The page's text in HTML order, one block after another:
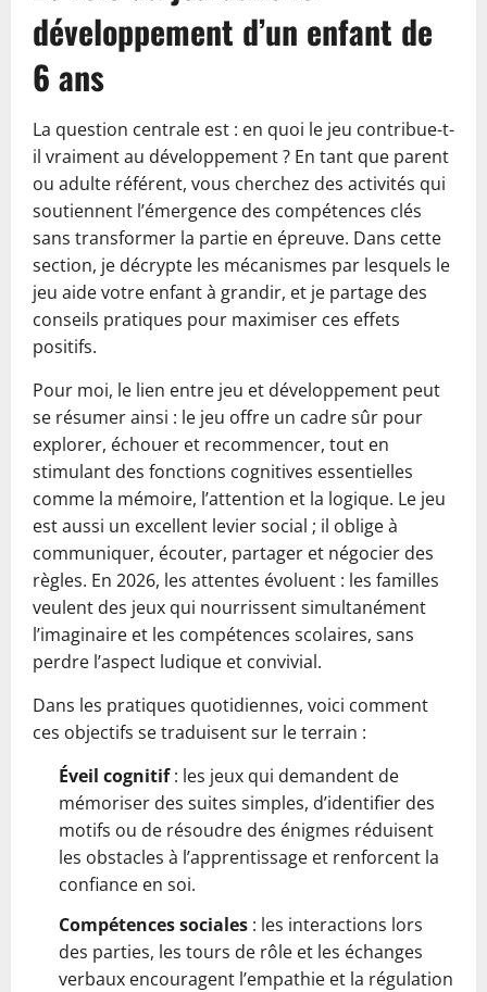
développement d’un enfant de
6 ans
La question centrale est : en quoi le jeu contribue-t-
il vraiment au développement ? En tant que parent
ou adulte référent, vous cherchez des activités qui
soutiennent l’émergence des compétences clés
sans transformer la partie en épreuve. Dans cette
section, je décrypte les mécanismes par lesquels le
jeu aide votre enfant à grandir, et je partage des
conseils pratiques pour maximiser ces effets
positifs.
Pour moi, le lien entre jeu et développement peut
se résumer ainsi : le jeu offre un cadre sûr pour
explorer, échouer et recommencer, tout en
stimulant des fonctions cognitives essentielles
comme la mémoire, l’attention et la logique. Le jeu
est aussi un excellent levier social ; il oblige à
communiquer, écouter, partager et négocier des
règles. En 2026, les attentes évoluent : les familles
veulent des jeux qui nourrissent simultanément
l’imaginaire et les compétences scolaires, sans
perdre l’aspect ludique et convivial.
Dans les pratiques quotidiennes, voici comment
ces objectifs se traduisent sur le terrain :
Éveil cognitif: les jeux qui demandent de
mémoriser des suites simples, d’identifier des
motifs ou de résoudre des énigmes réduisent
les obstacles à l’apprentissage et renforcent la
confiance en soi.
Compétences sociales : les interactions lors
des parties, les tours de rôle et les échanges
verbaux encouragent l’empathie et la régulation